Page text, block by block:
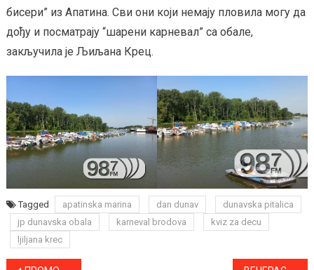
бисери” из Апатина. Сви они који немају пловила могу да
дођу и посматрају “шарени карневал” са обале,
закључила је Љиљана Крец.
Tagged apatinska marina dan dunav
dunavska pitalica
jp dunavska obala
karneval brodova
kviz za decu
ljiljana krec